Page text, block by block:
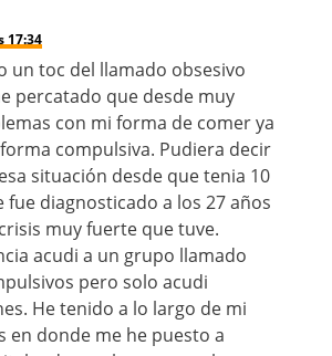
17:34
un toc del llamado obsesivo
percatado que desde muy
con mi forma de comer ya
compulsiva. Pudiera decir
situación desde que tenia 10
fue diagnosticado a los 27 años
muy fuerte que tuve.
acudi a un grupo llamado
pero solo acudi
He tenido a lo largo de mi
en donde me he puesto a